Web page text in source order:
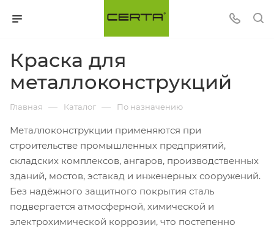
Краска для
металлоконструкций
Главная — Каталог — По назначению
Металлоконструкции применяются при
строительстве промышленных предприятий,
складских комплексов, ангаров, производственных
зданий, мостов, эстакад и инженерных сооружений.
Без надёжного защитного покрытия сталь
подвергается атмосферной, химической и
электрохимической коррозии, что постепенно